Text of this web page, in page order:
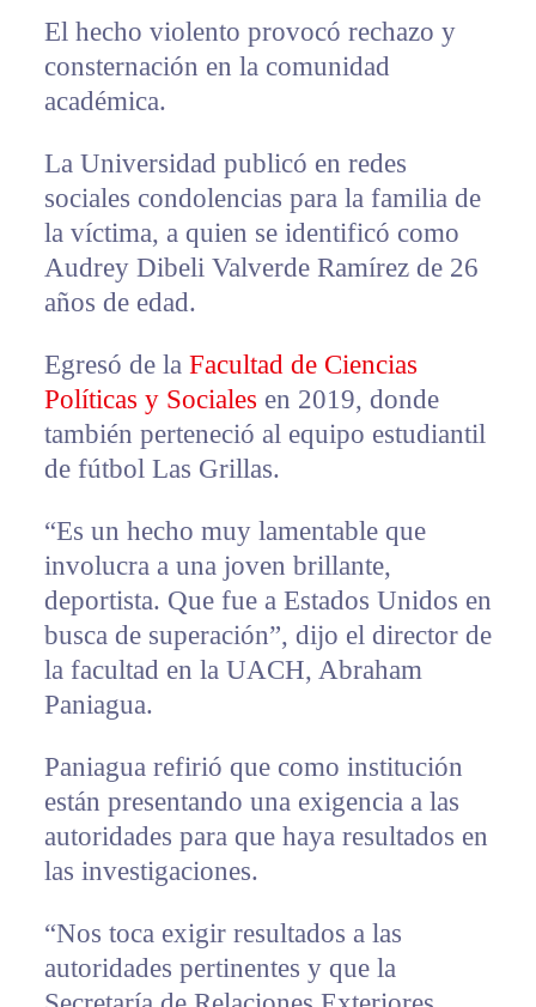
El hecho violento provocó rechazo y
consternación en la comunidad
académica.
La Universidad publicó en redes
sociales condolencias para la familia de
la víctima, a quien se identificó como
Audrey Dibeli Valverde Ramírez de 26
años de edad.
Egresó de la Facultad de Ciencias
Políticas y Sociales en 2019, donde
también perteneció al equipo estudiantil
de fútbol Las Grillas.
“Es un hecho muy lamentable que
involucra a una joven brillante,
deportista. Que fue a Estados Unidos en
busca de superación”, dijo el director de
la facultad en la UACH, Abraham
Paniagua.
Paniagua refirió que como institución
están presentando una exigencia a las
autoridades para que haya resultados en
las investigaciones.
“Nos toca exigir resultados a las
autoridades pertinentes y que la